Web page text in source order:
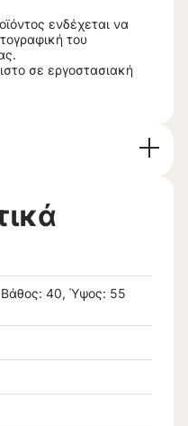
ενδέχεται να
του
σε εργοστασιακή
40, Ύψος: 55